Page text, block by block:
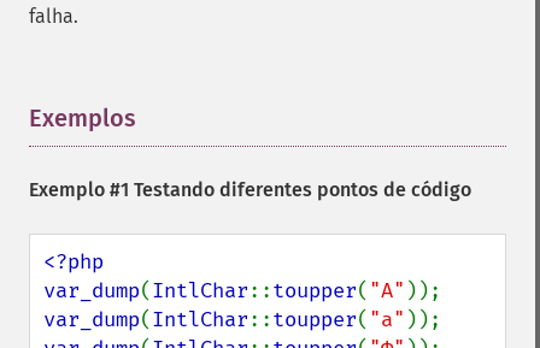
falha.
Exemplos
Exemplo #1 Testando diferentes pontos de código
<?php
var_dump(IntlChar::toupper( "A"
var_dump(IntlChar::toupper( "a"